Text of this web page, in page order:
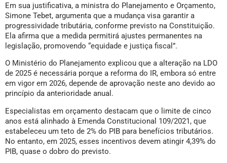
Em sua justificativa, a ministra do Planejamento e Orçamento,
Simone Tebet, argumenta que a mudança visa garantir a
progressividade tributária, conforme previsto na Constituição.
Ela afirma que a medida permitirá ajustes permanentes na
legislação, promovendo “equidade e justiça fiscal”.
O Ministério do Planejamento explicou que a alteração na LDO
de 2025 é necessária porque a reforma do IR, embora só entre
em vigor em 2026, depende de aprovação neste ano devido ao
princípio da anterioridade anual.
Especialistas em orçamento destacam que o limite de cinco
anos está alinhado à Emenda Constitucional 109/2021, que
estabeleceu um teto de 2% do PIB para benefícios tributários.
No entanto, em 2025, esses incentivos devem atingir 4,39% do
PIB, quase o dobro do previsto.